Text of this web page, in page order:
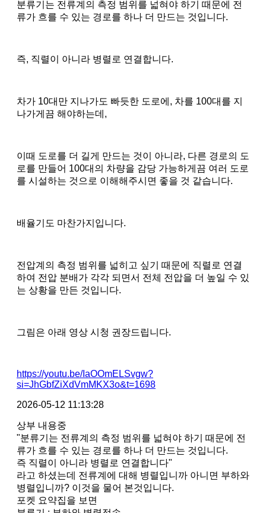
분류기는 전류계의 측정 범위를 넓혀야 하기 때문에 전
류가 흐를 수 있는 경로를 하나 더 만드는 것입니다.
즉, 직렬이 아니라 병렬로 연결합니다.
차가 10대만 지나가도 빠듯한 도로에, 차를 100대를 지
나가게끔 해야하는데,
이때 도로를 더 길게 만드는 것이 아니라, 다른 경로의 도
로를 만들어 100대의 차량을 감당 가능하게끔 여러 도로
를 시설하는 것으로 이해해주시면 좋을 것 같습니다.
배율기도 마찬가지입니다.
전압계의 측정 범위를 넓히고 싶기 때문에 직렬로 연결
하여 전압 분배가 각각 되면서 전체 전압을 더 높일 수 있
는 상황을 만든 것입니다.
그림은 아래 영상 시청 권장드립니다.
https://youtu.be/IaOOmELSvgw?
si=JhGbfZiXdVmMKX3o&t=1698
2026-05-12 11:13:28
상부 내용중
"분류기는 전류계의 측정 범위를 넓혀야 하기 때문에 전
류가 흐를 수 있는 경로를 하나 더 만드는 것입니다.
즉 직렬이 아니라 병렬로 연결합니다"
라고 하셨는데 전류계에 대해 병렬입니까 아니면 부하와
병렬입니까? 이것을 물어 본것입니다.
포켓 요약집을 보면